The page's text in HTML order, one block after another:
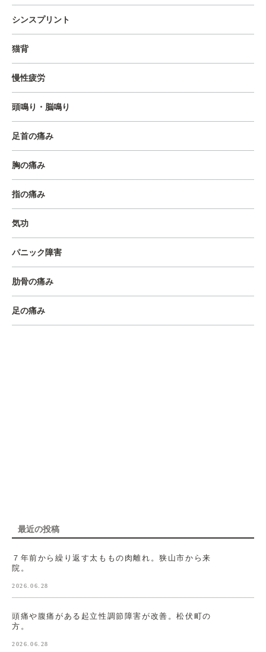
シンスプリント
猫背
慢性疲労
頭鳴り・脳鳴り
足首の痛み
胸の痛み
指の痛み
気功
パニック障害
肋骨の痛み
足の痛み
最近の投稿
７年前から繰り返す太ももの肉離れ。狭山市から来
院。
2026.06.28
頭痛や腹痛がある起立性調節障害が改善。松伏町の
方。
2026.06.28